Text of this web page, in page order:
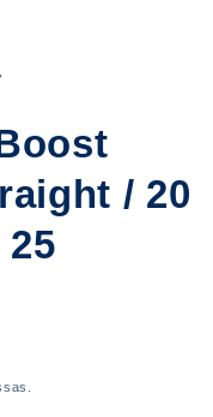
/ 20
25